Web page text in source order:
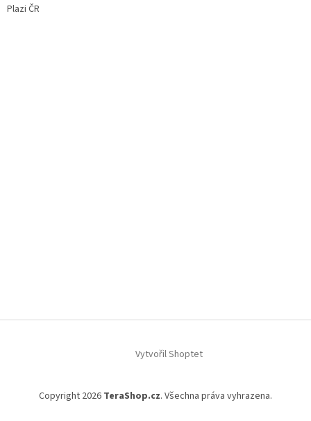
Plazi ČR
Vytvořil Shoptet
Copyright 2026 TeraShop.cz. Všechna práva vyhrazena.